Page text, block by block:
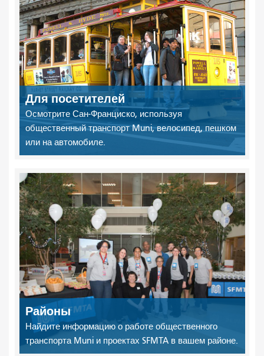
Для посетителей
Осмотрите Сан-Франциско, используя
общественный транспорт Muni, велосипед, пешком
или на автомобиле.
Районы
Найдите информацию о работе общественного
транспорта Muni и проектах SFMTA в вашем районе.